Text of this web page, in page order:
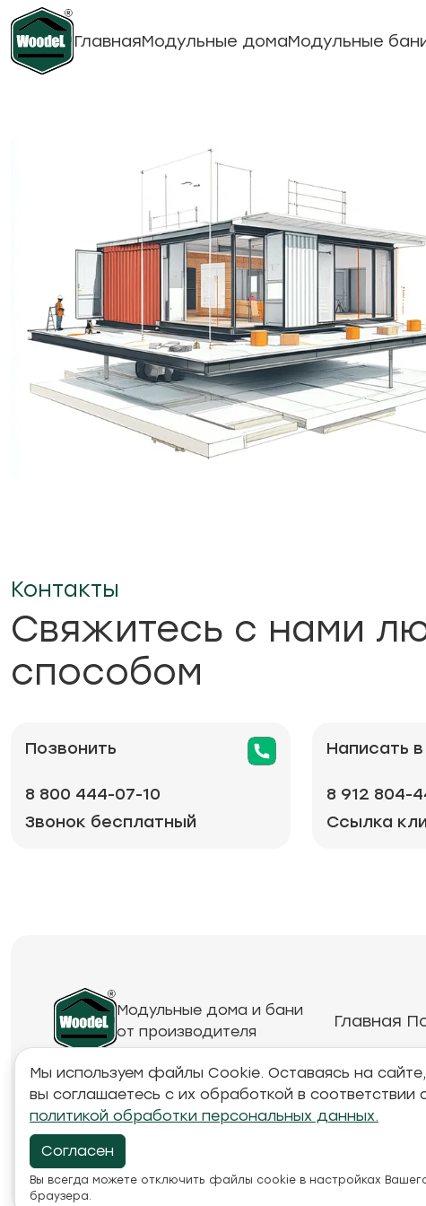
ГлавнаяМодульные домаМодульные
Контакты
Свяжитесь с нами
способом
Позвонить
8 800 444-07-10
Звонок бесплатный
Написать
8 912 804-
Ссылка
Модульные дома и бани
от производителя
Главная
Обращаем ваше внимание на то, что данный
товарах и ценах, предоставленная на нём, носит
характер и ни при каких условиях не является
положениями Статьи 437 Гражданского кодекса
Мы используем файлы Cookie. Оставаясь на сайте,
вы соглашаетесь с их обработкой в соответствии
политикой обработки персональных данных.
Согласен
Вы всегда можете отключить файлы cookie в настройках
браузера.